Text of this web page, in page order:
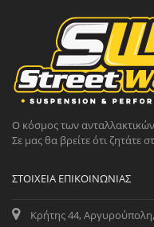
Ο κόσμος των
Σε μας θα βρείτε ότι ζητάτε
ΣΤΟΙΧΕΊΑ ΕΠΙΚΟΙΝΩΝΊΑΣ
Κρήτης 44,